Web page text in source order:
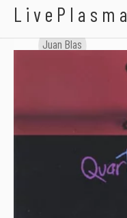
LivePlasma
Juan Blas
Quartango